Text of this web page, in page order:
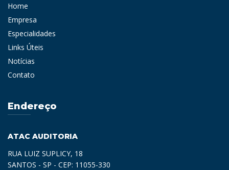
Home
Empresa
Especialidades
Links Úteis
Notícias
Contato
Endereço
ATAC AUDITORIA
RUA LUIZ SUPLICY, 18
SANTOS - SP - CEP: 11055-330